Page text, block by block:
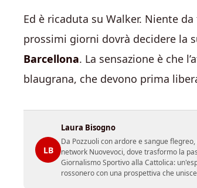
Ed è ricaduta su Walker. Niente
prossimi giorni dovrà decidere la
Barcellona. La sensazione è che
blaugrana, che devono prima
LB
Laura Bisogno
Da Pozzuoli con ardore e sangue
network Nuovevoci, dove trasformo la
Giornalismo Sportivo alla Cattolica:
rossonero con una prospettiva che